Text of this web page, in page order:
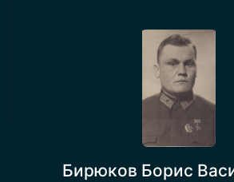
Бирюков Борис